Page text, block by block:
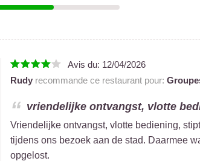
Avis du: 12/04/2026
Rudyrecommande ce restaurant pour:
vriendelijke ontvangst, vlotte
Vriendelijke ontvangst, vlotte bediening,
tijdens ons bezoek aan de stad. Daarmee
opgelost.